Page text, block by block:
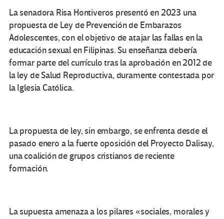
La senadora Risa Hontiveros presentó en 2023 una
propuesta de Ley de Prevención de Embarazos
Adolescentes, con el objetivo de atajar las fallas en la
educación sexual en Filipinas. Su enseñanza debería
formar parte del currículo tras la aprobación en 2012 de
la ley de Salud Reproductiva, duramente contestada por
la Iglesia Católica.
La propuesta de ley, sin embargo, se enfrenta desde el
pasado enero a la fuerte oposición del Proyecto Dalisay,
una coalición de grupos cristianos de reciente
formación.
La supuesta amenaza a los pilares «sociales, morales y